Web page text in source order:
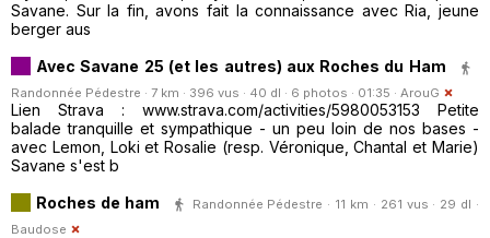
Savane. Sur la fin, avons fait la connaissance avec Ria, jeune
berger aus
Avec Savane 25 (et les autres) aux Roches du Ham
Randonnée Pédestre · 7 km · 396 vus · 40 dl · 6 photos · 01:35 · ArouG
Lien Strava : www.strava.com/activities/5980053153 Petite
balade tranquille et sympathique - un peu loin de nos bases -
avec Lemon, Loki et Rosalie (resp. Véronique, Chantal et Marie)
Savane s'est b
Roches de ham
Randonnée Pédestre · 11 km · 261 vus · 29 dl ·
Baudose